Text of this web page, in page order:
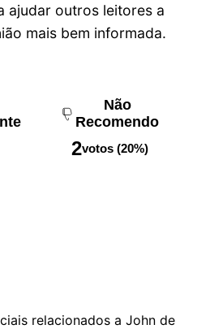
ajudar outros leitores a
mais bem informada.
Não
Recomendo
2votos (20%)
relacionados a John de